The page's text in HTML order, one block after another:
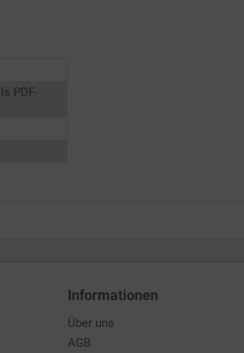
PDF-
Informationen
Über uns
AGB